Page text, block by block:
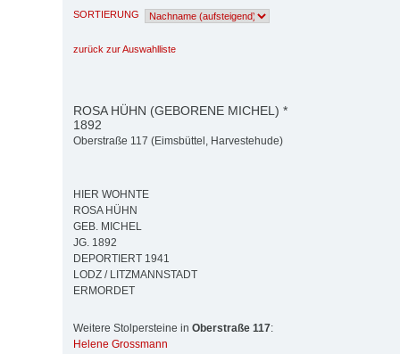
SORTIERUNG
zurück zur Auswahlliste
ROSA HÜHN (GEBORENE MICHEL) *
1892
Oberstraße 117 (Eimsbüttel, Harvestehude)
HIER WOHNTE
ROSA HÜHN
GEB. MICHEL
JG. 1892
DEPORTIERT 1941
LODZ / LITZMANNSTADT
ERMORDET
Weitere Stolpersteine in Oberstraße 117:
Helene Grossmann